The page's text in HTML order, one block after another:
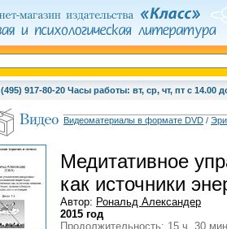
(495) 917-80-20 Часы работы: вт, ср, чт, пт с 14.00
Видеоматериалы в формате DVD /
Медитативное
как источники
Автор: Рональд Александер
2015 год
Продолжительность: 15 ч. 30